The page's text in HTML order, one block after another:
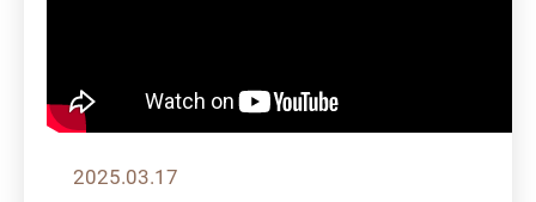
2025.03.17